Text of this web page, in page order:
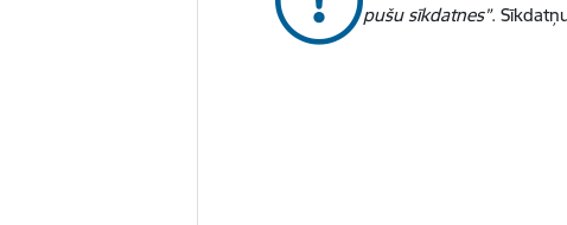
pušu sīkdatnes”.